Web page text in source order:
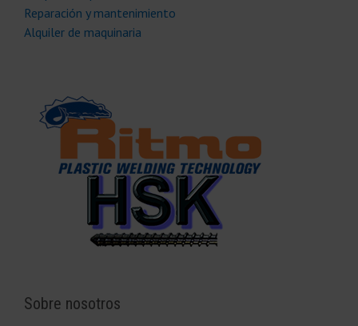
Reparación y mantenimiento
Alquiler de maquinaria
Sobre nosotros